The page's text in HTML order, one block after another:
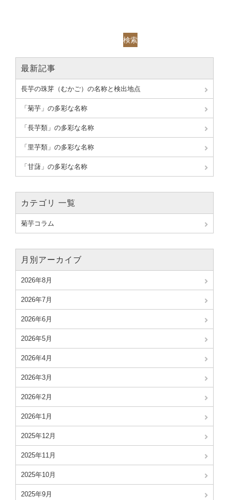
検索
最新記事
長芋の珠芽（むかご）の名称と検出地点
「菊芋」の多彩な名称
「長芋類」の多彩な名称
「里芋類」の多彩な名称
「甘藷」の多彩な名称
カテゴリ 一覧
菊芋コラム
月別アーカイブ
2026年8月
2026年7月
2026年6月
2026年5月
2026年4月
2026年3月
2026年2月
2026年1月
2025年12月
2025年11月
2025年10月
2025年9月